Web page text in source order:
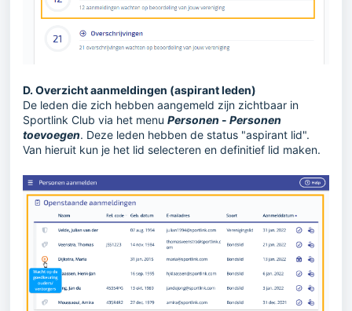
D. Overzicht aanmeldingen (aspirant leden)
De leden die zich hebben aangemeld zijn zichtbaar in
Sportlink Club via het menu Personen - Personen
toevoegen. Deze leden hebben de status "aspirant lid".
Van hieruit kun je het lid selecteren en definitief lid maken.